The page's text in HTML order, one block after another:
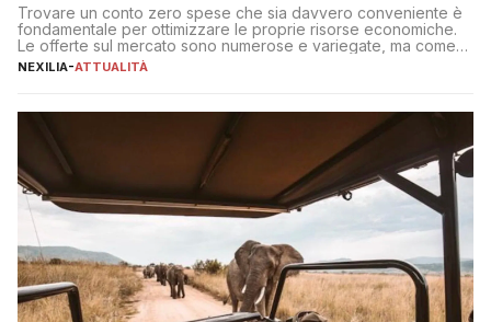
Trovare un conto zero spese che sia davvero conveniente è
fondamentale per ottimizzare le proprie risorse economiche.
Le offerte sul mercato sono numerose e variegate, ma come
individuare quella più adatta alle proprie esigenze senza
sul […]
NEXILIA-ATTUALITÀ